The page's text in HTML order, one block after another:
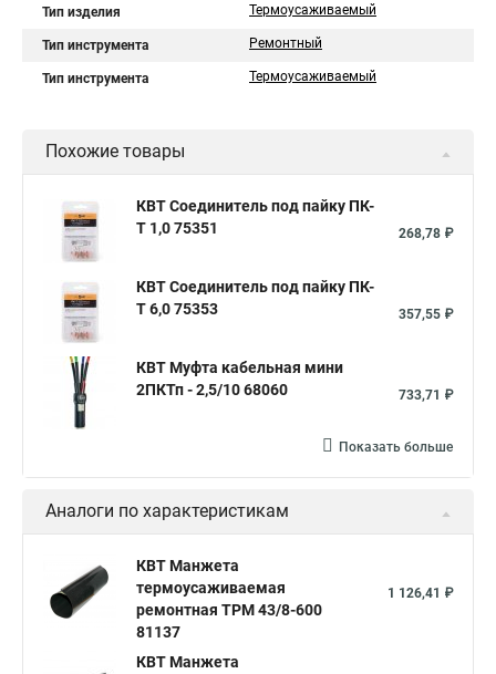
Тип изделия Термоусаживаемый
Тип инструмента Ремонтный
Тип инструмента Термоусаживаемый
Похожие товары
КВТ Соединитель под пайку ПК-
Т 1,0 75351
268,78 ₽
КВТ Соединитель под пайку ПК-
Т 6,0 75353
357,55 ₽
КВТ Муфта кабельная мини
2ПКТп - 2,5/10 68060
733,71 ₽
Показать больше
Аналоги по характеристикам
КВТ Манжета
термоусаживаемая
ремонтная ТРМ 43/8-600
81137
1 126,41 ₽
КВТ Манжета